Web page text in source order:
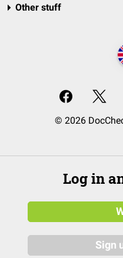
Other stuff
© 2026
Log in
Sign